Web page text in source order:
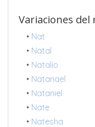
Variaciones
• Nat
• Natal
• Natalio
• Natanael
• Nataniel
• Nate
• Natesha